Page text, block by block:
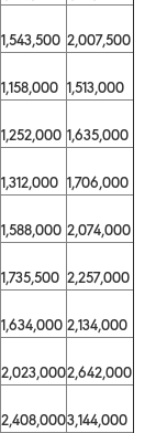
1,543,500 2,007,500
1,158,000 1,513,000
1,252,000 1,635,000
1,312,000 1,706,000
1,588,000 2,074,000
1,735,500 2,257,000
1,634,000 2,134,000
2,023,0002,642,000
2,408,0003,144,000